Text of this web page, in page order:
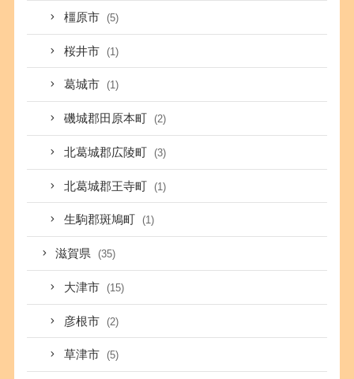
橿原市 (5)
桜井市 (1)
葛城市 (1)
磯城郡田原本町 (2)
北葛城郡広陵町 (3)
北葛城郡王寺町 (1)
生駒郡斑鳩町 (1)
滋賀県 (35)
大津市 (15)
彦根市 (2)
草津市 (5)